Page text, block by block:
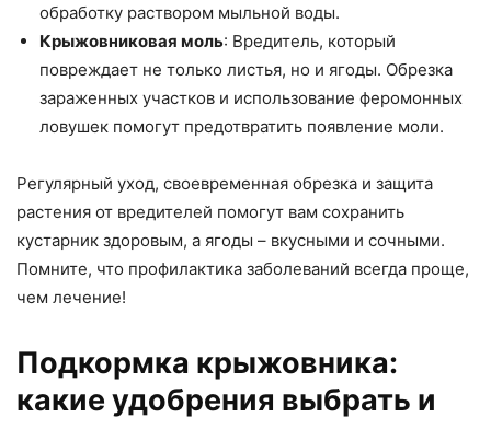
обработку раствором мыльной воды.
Крыжовниковая моль: Вредитель, который
повреждает не только листья, но и ягоды. Обрезка
зараженных участков и использование феромонных
ловушек помогут предотвратить появление моли.
Регулярный уход, своевременная обрезка и защита
растения от вредителей помогут вам сохранить
кустарник здоровым, а ягоды – вкусными и сочными.
Помните, что профилактика заболеваний всегда проще,
чем лечение!
Подкормка крыжовника:
какие удобрения выбрать и